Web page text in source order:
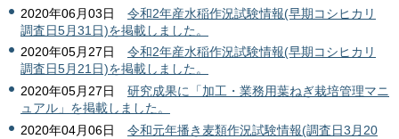
2020年06月03日 令和2年産水稲作況試験情報(早期コシヒカリ
調査日5月31日)を掲載しました。
2020年05月27日 令和2年産水稲作況試験情報(早期コシヒカリ
調査日5月21日)を掲載しました。
2020年05月27日 研究成果に「加工・業務用葉ねぎ栽培管理マニ
ュアル」を掲載しました。
2020年04月06日 令和元年播き麦類作況試験情報(調査日3月20